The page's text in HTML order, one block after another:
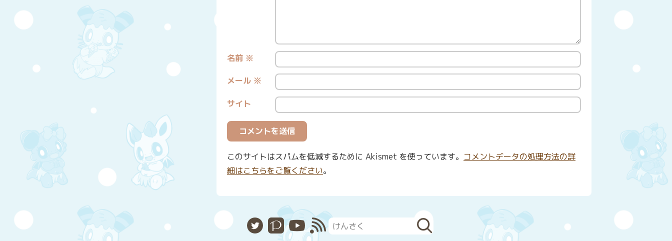
名前 ※
メール ※
サイト
このサイトはスパムを低減するために Akismet を使っています。 コメントデータの処理方法の詳
細はこちらをご覧ください。
X PixivYouTube
RSS